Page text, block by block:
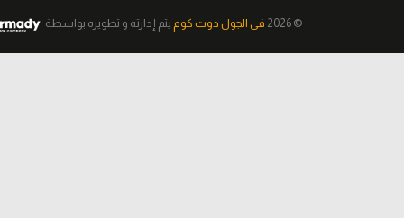
© 2026 فى الجول دوت كوم يتم إدارته و تطويره بواسطة